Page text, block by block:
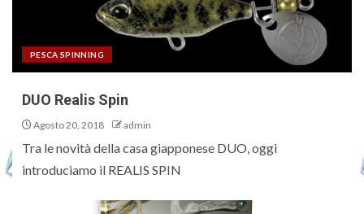
PESCA SPINNING
DUO Realis Spin
Agosto 20, 2018 admin
Tra le novità della casa giapponese DUO, oggi
introduciamo il REALIS SPIN